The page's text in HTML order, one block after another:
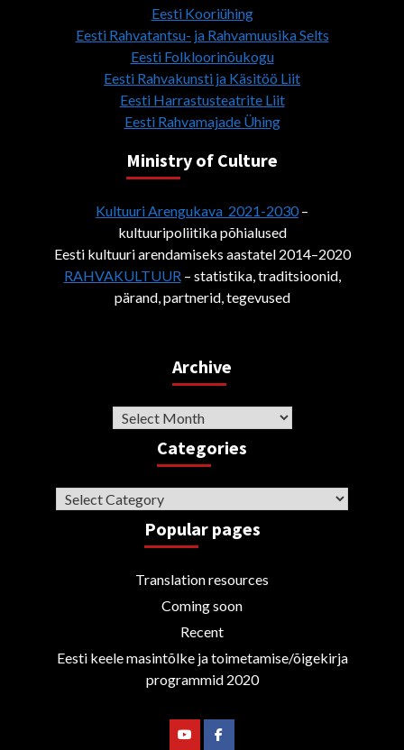
Eesti Kooriühing
Eesti Rahvatantsu- ja Rahvamuusika Selts
Eesti Folkloorinõukogu
Eesti Rahvakunsti ja Käsitöö Liit
Eesti Harrastusteatrite Liit
Eesti Rahvamajade Ühing
Ministry of Culture
Kultuuri Arengukava 2021-2030–
kultuuripoliitika põhialused
Eesti kultuuri arendamiseks aastatel 2014–2020
RAHVAKULTUUR– statistika, traditsioonid,
pärand, partnerid, tegevused
Archive
Archive
Categories
Categories
Popular pages
Translation resources
Coming soon
Recent
Eesti keele masintõlke ja toimetamise/õigekirja
programmid 2020